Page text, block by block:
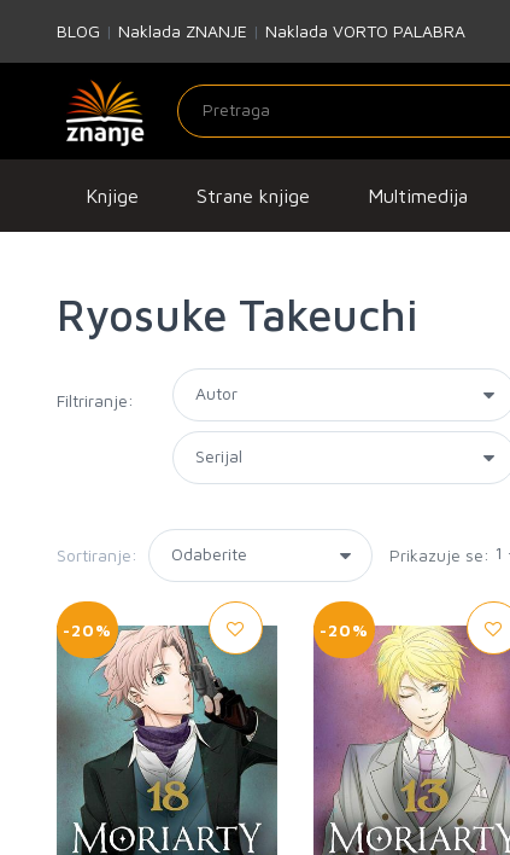
BLOG | Naklada ZNANJE | Naklada VORTO PALABRA
Knjige Strane knjige Multimedija
Ryosuke Takeuchi
Filtriranje:
Sortiranje: Prikazuje se: 1
-20% -20%